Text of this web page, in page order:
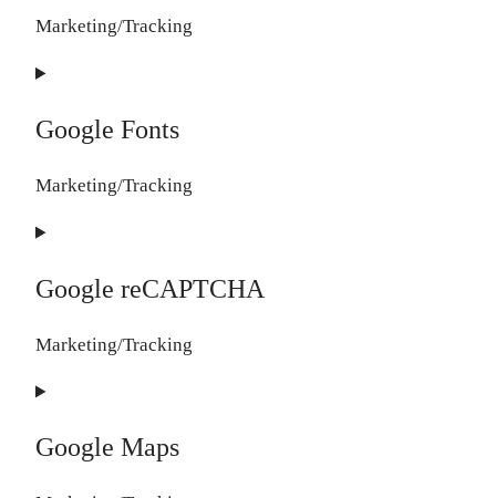
Marketing/Tracking
Consent
service
fonts
Google Fonts
Marketing/Tracking
Consent
service
fonts
Google reCAPTCHA
Marketing/Tracking
Consent
service
Google Maps